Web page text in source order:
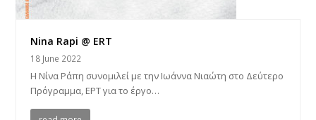
Nina Rapi @ ERT
18 June 2022
Η Νίνα Ράπη συνομιλεί με την Ιωάννα Νιαώτη στο Δεύτερο
Πρόγραμμα, ΕΡΤ για το έργο…